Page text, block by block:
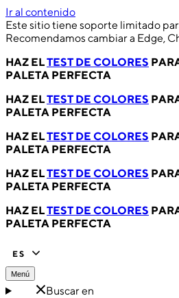
Ir al contenido
Este sitio tiene soporte limitado
Recomendamos cambiar a Edge,
HAZ ELTEST DE COLORES
PALETA PERFECTA
HAZ ELTEST DE COLORES
PALETA PERFECTA
HAZ ELTEST DE COLORES
PALETA PERFECTA
HAZ ELTEST DE COLORES
PALETA PERFECTA
HAZ ELTEST DE COLORES
PALETA PERFECTA
ES
Menú
Buscar en